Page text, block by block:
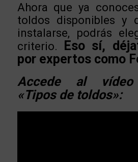
Ahora que ya
toldos disponibles y
instalarse, podrás
criterio. Eso sí,
por expertos como
Accede al vídeo
«Tipos de toldos»: